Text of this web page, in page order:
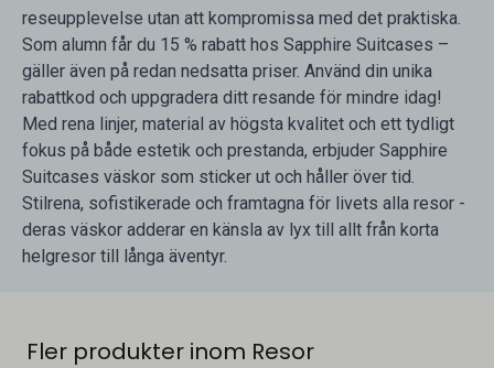
reseupplevelse utan att kompromissa med det praktiska.
Som alumn får du 15 % rabatt hos Sapphire Suitcases –
gäller även på redan nedsatta priser. Använd din unika
rabattkod och uppgradera ditt resande för mindre idag!
Med rena linjer, material av högsta kvalitet och ett tydligt
fokus på både estetik och prestanda, erbjuder Sapphire
Suitcases väskor som sticker ut och håller över tid.
Stilrena, sofistikerade och framtagna för livets alla resor -
deras väskor adderar en känsla av lyx till allt från korta
helgresor till långa äventyr.
Fler produkter inom Resor